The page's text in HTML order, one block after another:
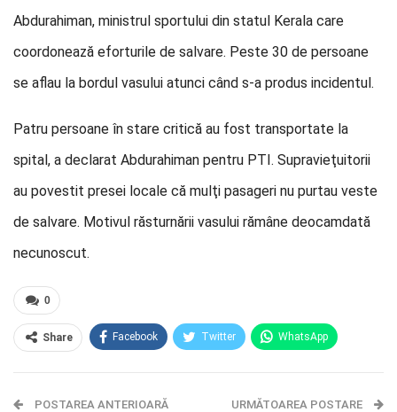
Abdurahiman, ministrul sportului din statul Kerala care
coordonează eforturile de salvare. Peste 30 de persoane
se aflau la bordul vasului atunci când s-a produs incidentul.
Patru persoane în stare critică au fost transportate la
spital, a declarat Abdurahiman pentru PTI. Supravieţuitorii
au povestit presei locale că mulţi pasageri nu purtau veste
de salvare. Motivul răsturnării vasului rămâne deocamdată
necunoscut.
0
Share Facebook Twitter WhatsApp
Telegram OK.ru
POSTAREA ANTERIOARĂ URMĂTOAREA POSTARE